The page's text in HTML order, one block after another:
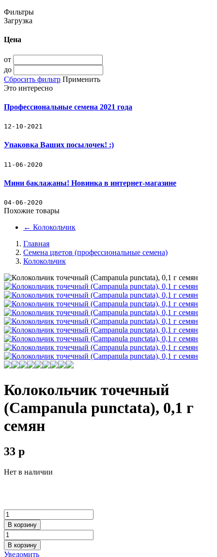
Фильтры
Загрузка
Цена
от
до
Сбросить фильтр Применить
Это интересно
Профессиональные семена 2021 года
12-10-2021
Упаковка Ваших посылочек! :)
11-06-2020
Мини баклажаны! Новинка в интернет-магазине
04-06-2020
Похожие товары
← Колокольчик
Главная
Семена цветов (профессиональные семена)
Колокольчик
Колокольчик точечный
(Campanula punctata), 0,1 г
семян
33 p
Нет в наличии
В корзину
В корзину
Уведомить